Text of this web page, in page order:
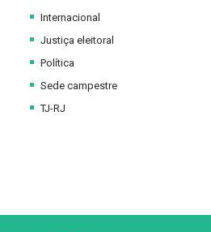
Internacional
Justiça eleitoral
Política
Sede campestre
TJ-RJ